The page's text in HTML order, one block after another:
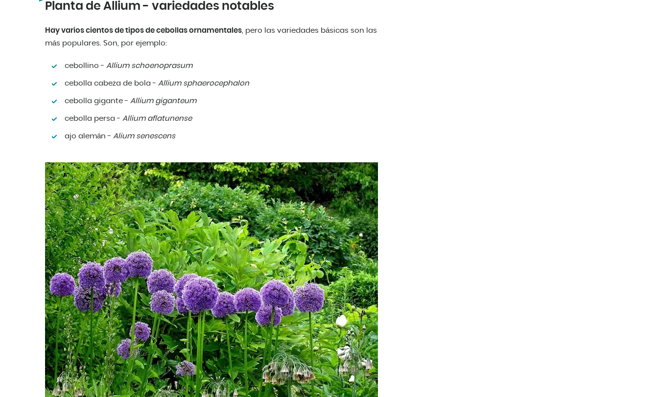
Planta de Allium - variedades notables
Hay varios cientos de tipos de cebollas ornamentales, pero las variedades básicas son las
más populares. Son, por ejemplo:
cebollino - Allium schoenoprasum
cebolla cabeza de bola - Allium sphaerocephalon
cebolla gigante - Allium giganteum
cebolla persa - Allium aflatunense
ajo alemán - Alium senescens